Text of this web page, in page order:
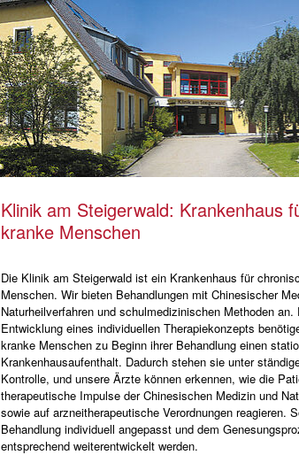
Klinik am Steigerwald: Krankenhaus
kranke Menschen
Die Klinik am Steigerwald ist ein Krankenhaus für
Menschen. Wir bieten Behandlungen mit Chinesischer
Naturheilverfahren und schulmedizinischen Methoden an.
Entwicklung eines individuellen Therapiekonzepts
kranke Menschen zu Beginn ihrer Behandlung einen
Krankenhausaufenthalt. Dadurch stehen sie unter
Kontrolle, und unsere Ärzte können erkennen, wie die
therapeutische Impulse der Chinesischen Medizin und
sowie auf arzneitherapeutische Verordnungen reagieren.
Behandlung individuell angepasst und dem
entsprechend weiterentwickelt werden.